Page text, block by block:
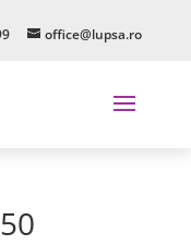
office@lupsa.ro